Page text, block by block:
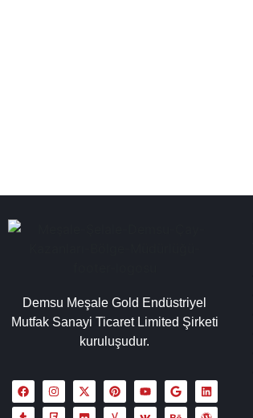
Demsu Meşale Gold Endüstriyel
Mutfak Sanayi Ticaret Limited Şirketi
kuruluşudur.